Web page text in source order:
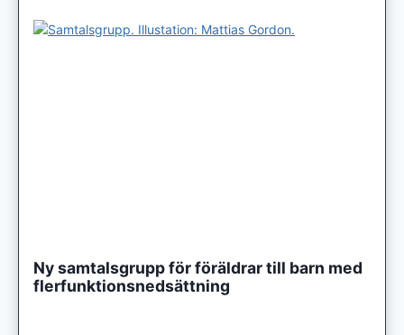
Ny samtalsgrupp för föräldrar till barn med
flerfunktionsnedsättning